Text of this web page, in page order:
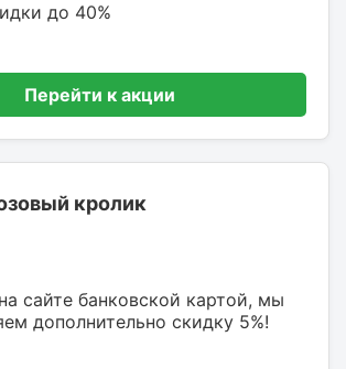
до 40%
Перейти к акции
кролик
сайте банковской картой, мы
дополнительно скидку 5%!